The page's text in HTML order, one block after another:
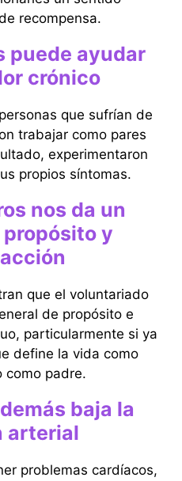
recompensa.
puede ayudar
crónico
que sufrían de
trabajar como pares
experimentaron
propios síntomas.
nos da un
y
que el voluntariado
de propósito e
particularmente si ya
define la vida como
como padre.
baja la
arterial
problemas cardíacos,